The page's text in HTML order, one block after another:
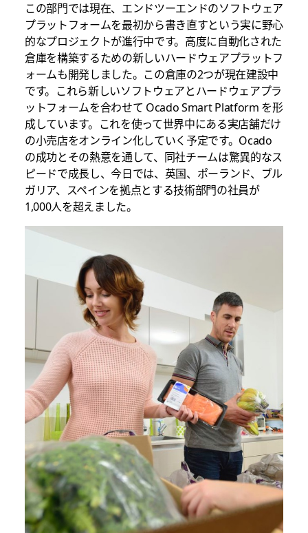
この部門では現在、エンドツーエンドのソフトウェア
プラットフォームを最初から書き直すという実に野心
的なプロジェクトが進行中です。高度に自動化された
倉庫を構築するための新しいハードウェアプラットフ
ォームも開発しました。この倉庫の2つが現在建設中
です。これら新しいソフトウェアとハードウェアプラ
ットフォームを合わせて Ocado Smart Platform を形
成しています。これを使って世界中にある実店舗だけ
の小売店をオンライン化していく予定です。Ocado
の成功とその熱意を通して、同社チームは驚異的なス
ピードで成長し、今日では、英国、ポーランド、ブル
ガリア、スペインを拠点とする技術部門の社員が
1,000人を超えました。